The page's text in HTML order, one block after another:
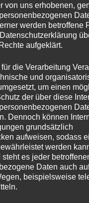
Besitzerin die beiden
des künftig nicht
Herzens bei uns
gelassen und
sie etwas Zeit zum
eine enge
von uns erhobenen,
werden betroffene
aufgeklärt.
die Verarbeitung
und
um einen
der über diese
Dennoch können
grundsätzlich
aufweisen, sodass
werden
es jeder
Daten auch
beispielsweise